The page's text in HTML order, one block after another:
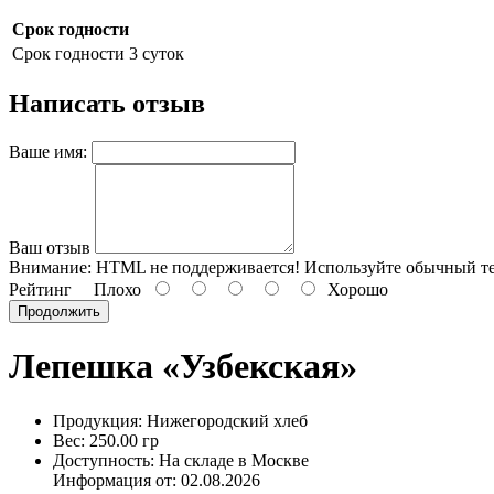
Срок годности
Срок годности 3 суток
Написать отзыв
Ваше имя:
Ваш отзыв
Внимание: HTML не поддерживается! Используйте обычный
Рейтинг Плохо Хорошо
Продолжить
Лепешка «Узбекская»
Продукция: Нижегородский хлеб
Вес: 250.00 гр
Доступность: На складе в Москве
Информация от: 02.08.2026